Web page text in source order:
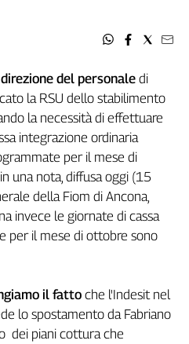
del personale di
la RSU dello stabilimento
la necessità di effettuare
integrazione ordinaria
per il mese di
una nota, diffusa oggi (15
della Fiom di Ancona,
invece le giornate di cassa
per il mese di ottobre sono
il fatto che l'Indesit nel
lo spostamento da Fabriano
dei piani cottura che